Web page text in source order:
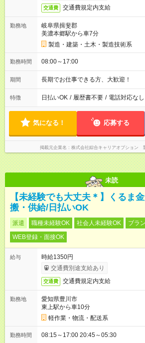
交通費 交通費規定内支給
勤務地
岐阜県揖斐郡
美濃本郷駅から車7分
製造・建築・土木・製造技術系
勤務時間 08:00～17:00
期間 長期でお仕事できる方、大歓迎！
特徴 日払いOK / 履歴書不要 / 電話対応なし
気になる！ 応募する
掲載元企業名 株式会社綜合キャリアオプション
未読
【未経験でも大丈夫＊】くるま
搬・供給/日払いOK
派遣 職種未経験OK 社会人未経験OK
ブラ
WEB登録・面接OK
給与
時給1350円
交通費別途支給あり
交通費 交通費規定内支給
勤務地
愛知県豊川市
東上駅から車10分
軽作業・物流・配送系
勤務時間 08:15～17:00 20:45～05:30